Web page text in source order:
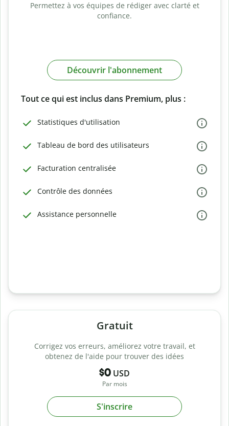
Permettez à vos équipes de rédiger avec clarté et
confiance.
Découvrir l'abonnement
Tout ce qui est inclus dans Premium, plus :
Statistiques d'utilisation
Tableau de bord des utilisateurs
Facturation centralisée
Contrôle des données
Assistance personnelle
Gratuit
Corrigez vos erreurs, améliorez votre travail, et
obtenez de l'aide pour trouver des idées
$0 USD
Par mois
S'inscrire